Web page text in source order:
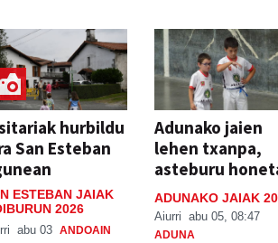
hurbildu
San Esteban
ESTEBAN JAIAK
2026
abu 03 ANDOAIN
Adunako jaien
lehen txanpa,
asteburu
ADUNAKO JAIAK
Aiurri abu 05, 08:47
ADUNA